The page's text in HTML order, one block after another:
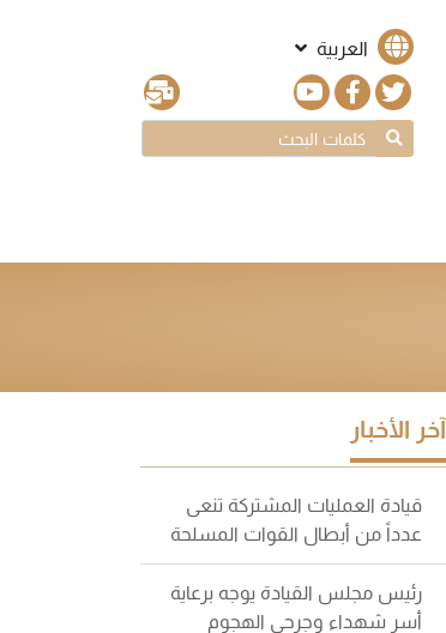
العربية
آخر الأخبار
قيادة العمليات المشتركة تنعى
عدداً من أبطال القوات المسلحة
رئيس مجلس القيادة يوجه برعاية
أسر شهداء وجرحى الهجوم